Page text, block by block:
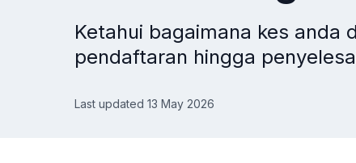
Ketahui bagaimana kes anda
pendaftaran hingga
Last updated 13 May 2026